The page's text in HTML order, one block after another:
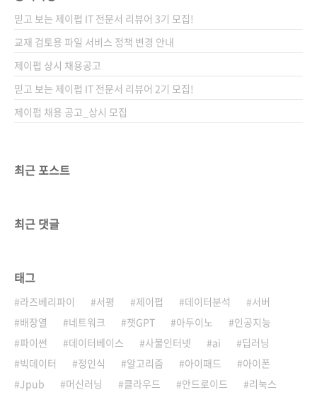
각보다 많은 기능을 담을 수 있고 그 기능을 응용
하여 생활에 필요한 무엇부터 상상치 못했던 것
들까지 만들 수 있는 시대가 도래했습니다. 그 중
심에는 아두이노와 같은 오픈 소스 하드웨어가
있습니다. 무엇을 만들까에 대한 상상이 곁들여
지면 이제 생각..
믿고 보는 제이펍 IT 전문서 리뷰어 3기 모집!
교재 검토용 파일 서비스 정책 변경 안내
제이펍 상시 채용공고
믿고 보는 제이펍 IT 전문서 리뷰어 2기 모집!
제이펍 채용 공고_상시 모집
최근 포스트
최근 댓글
태그
라즈베리파이 서평 제이펍 데이터분석
서버
배장열
네트워크 챗GPT 아두이노
인공지능
파이썬
데이터베이스 사물인터넷 ai
딥러닝
빅데이터
정인식 알고리즘 아이패드
아이폰
Jpub
머신러닝 클라우드 안드로이드
리눅스